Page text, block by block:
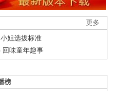
更多
姐选拔标准
回味童年趣事
榜